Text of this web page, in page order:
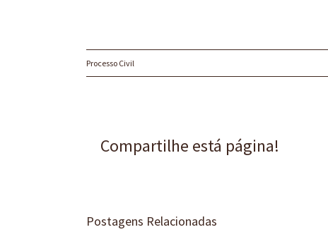
Processo Civil
Compartilhe está página!
Postagens Relacionadas